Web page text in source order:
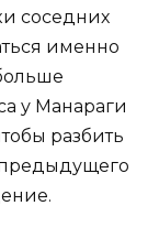
соседних
именно
у Манараги
разбить